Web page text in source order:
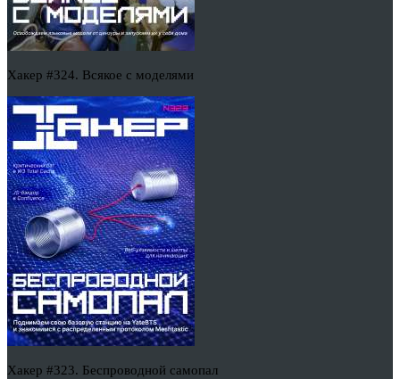
Хакер #324. Всякое с моделями
Хакер #323. Беспроводной самопал